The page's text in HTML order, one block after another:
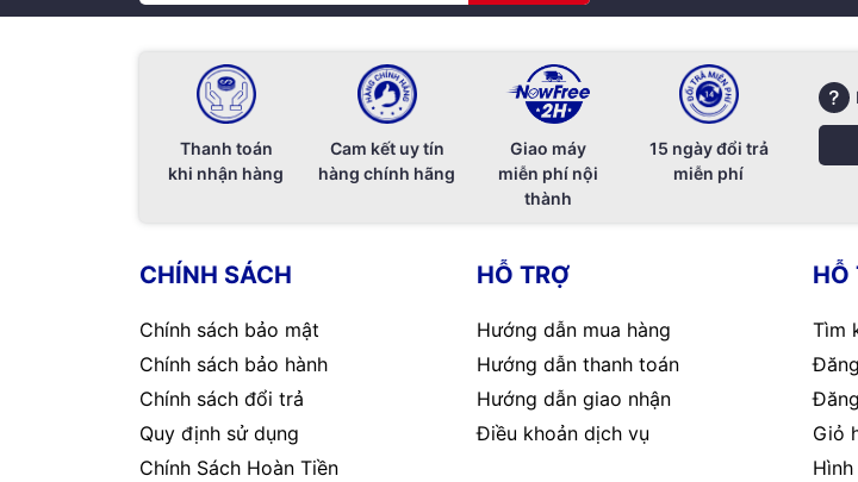
Thanh toán
khi nhận hàng
Cam kết uy tín
hàng chính hãng
Giao máy
miễn phí nội
thành
15 ngày đổi trả
miễn phí
CHÍNH SÁCH
Chính sách bảo mật
Chính sách bảo hành
Chính sách đổi trả
Quy định sử dụng
Chính Sách Hoàn Tiền
HỖ TRỢ
Hướng dẫn mua hàng
Hướng dẫn thanh toán
Hướng dẫn giao nhận
Điều khoản dịch vụ
HỖ
Tìm
Giỏ